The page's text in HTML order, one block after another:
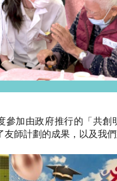
參加由政府推行的「共創
友師計劃的成果，以及我